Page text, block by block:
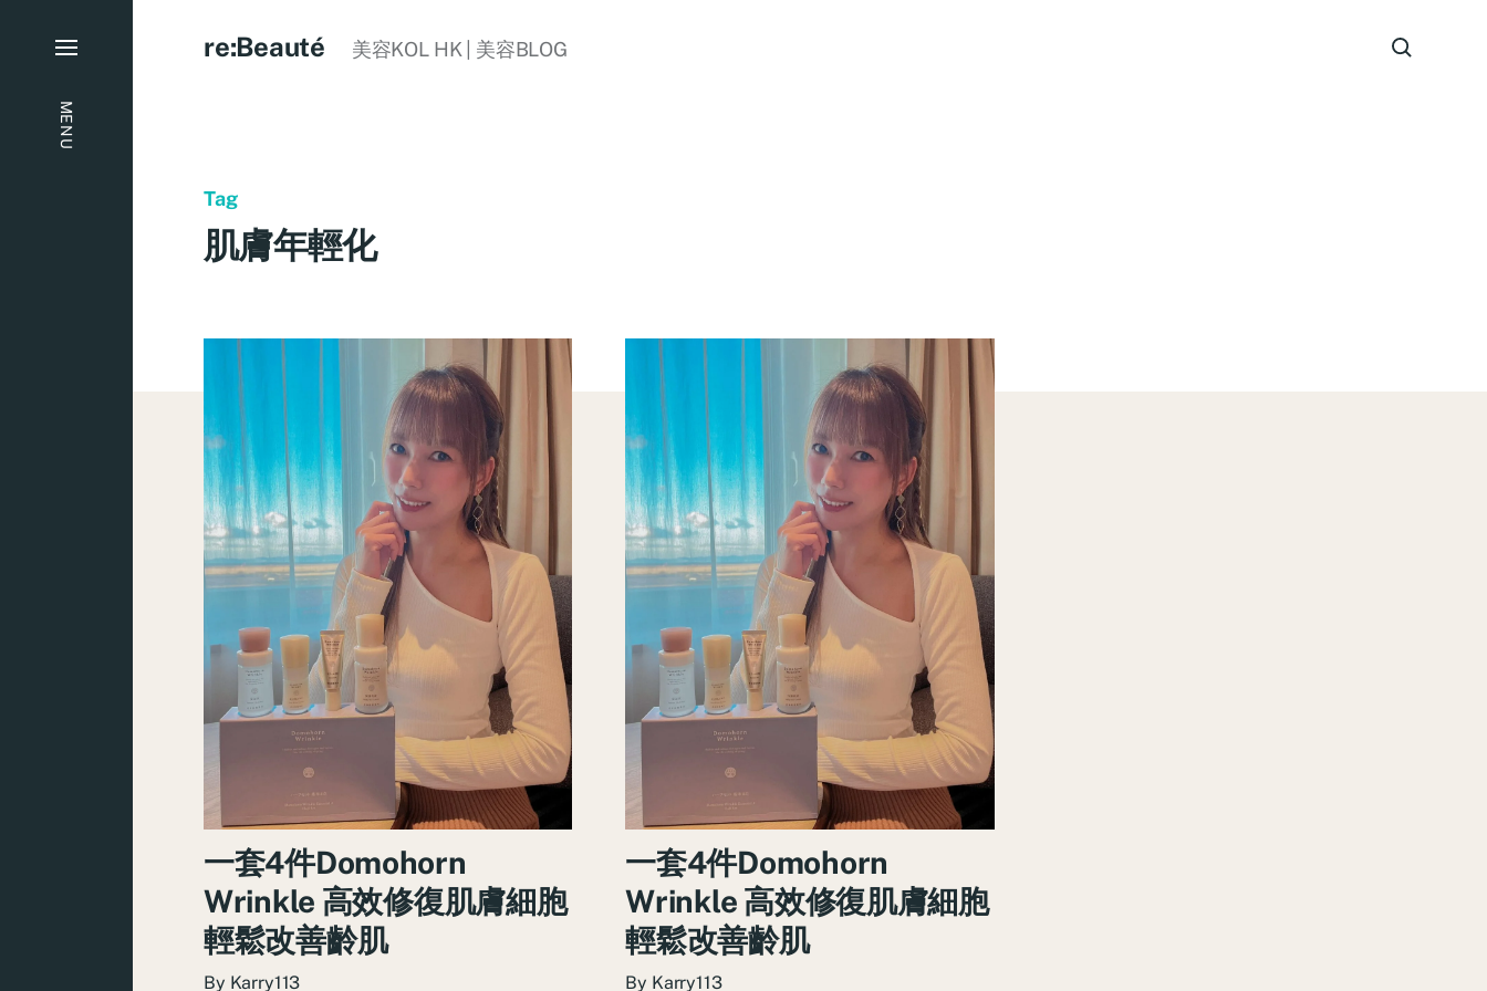
MENU
re:Beauté 美容KOL HK | 美容BLOG
Tag
肌膚年輕化
一套4件Domohorn
Wrinkle 高效修復肌膚細胞
輕鬆改善齡肌
By Karry113
一套4件Domohorn
Wrinkle 高效修復肌膚細胞
輕鬆改善齡肌
By Karry113